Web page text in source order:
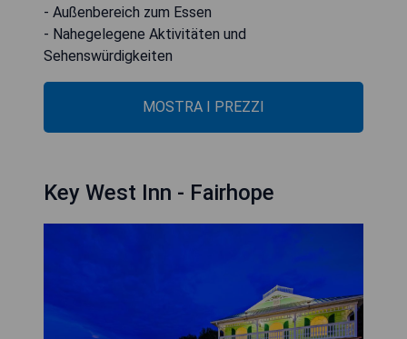
- Außenbereich zum Essen
- Nahegelegene Aktivitäten und
Sehenswürdigkeiten
MOSTRA I PREZZI
Key West Inn - Fairhope